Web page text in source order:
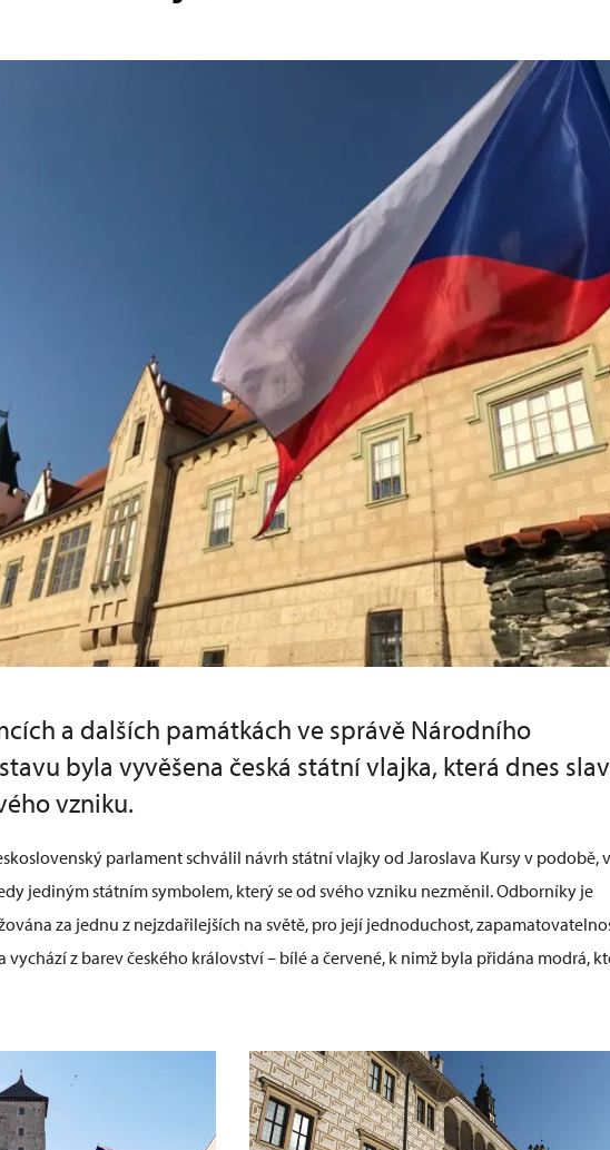
a dalších památkách ve správě Národního
byla vyvěšena česká státní vlajka, která dnes
vzniku.
parlament schválil návrh státní vlajky od Jaroslava Kursy v podobě,
jediným státním symbolem, který se od svého vzniku nezměnil. Odborníky je
za jednu z nejzdařilejších na světě, pro její jednoduchost,
vychází z barev českého království – bílé a červené, k nimž byla přidána modrá,